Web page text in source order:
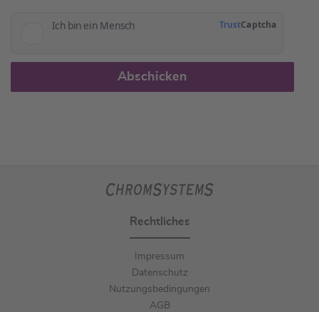
Abschicken
Rechtliches
Impressum
Datenschutz
Nutzungsbedingungen
AGB